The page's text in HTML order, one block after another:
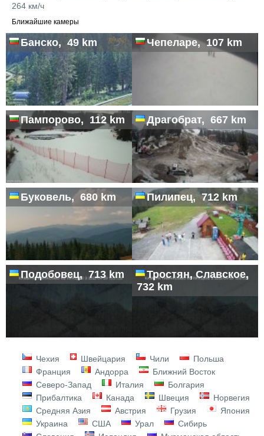
264 км/ч
Ближайшие камеры
Банско, 49 km Чепеларе, 107 km
Пампорово, 112 km Драгобрат, 667 km
Буковель, 680 km Пилипец, 712 km
Подобовец, 713 km
Тростян, Славское,
732 km
Чехия Швейцария Чили
Польша
Франция
Андорра
Ближний Восток
Северо-Запад
Италия
Болгария
Прибалтика
Канада Швеция
Норвегия
Средняя Азия
Австрия Грузия
Япония
Украина
США Урал
Сибирь